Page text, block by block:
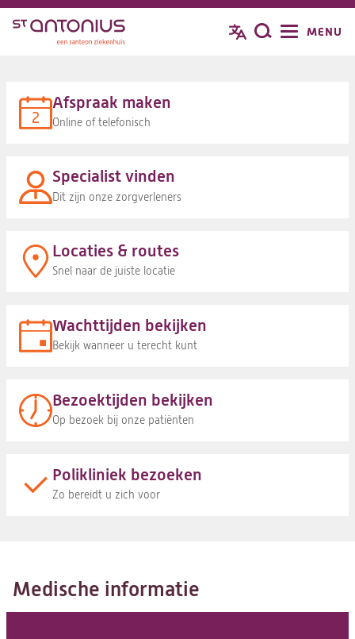
Overslaan
inhoud
gaan
Zoeken
MENU
Jouw glimlach doet me goed
Afspraak maken
Online of telefonisch
Specialist vinden
Dit zijn onze zorgverleners
Locaties & routes
Snel naar de juiste locatie
Wachttijden bekijken
Bekijk wanneer u terecht kunt
Bezoektijden bekijken
Op bezoek bij onze patiënten
Polikliniek bezoeken
Zo bereidt u zich voor
Medische informatie